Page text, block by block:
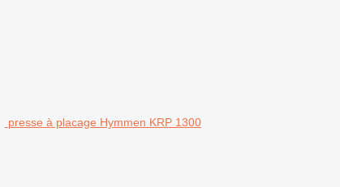
presse à placage Hymmen KRP 1300